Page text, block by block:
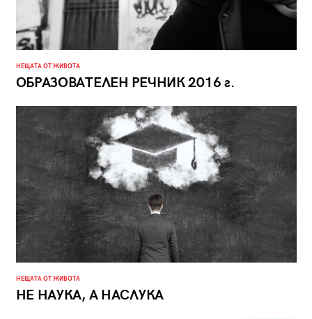
НЕЩАТА ОТ ЖИВОТА
ОБРАЗОВАТЕЛЕН РЕЧНИК 2016 г.
НЕЩАТА ОТ ЖИВОТА
НЕ НАУКА, А НАСЛУКА